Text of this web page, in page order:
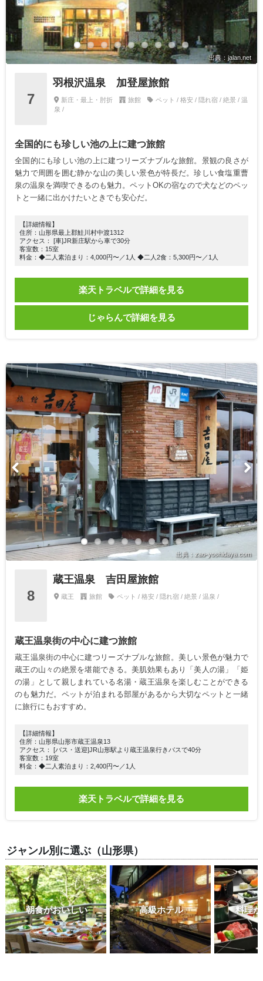
出典：jalan.net
7
羽根沢温泉 加登屋旅館
新庄・最上・肘折 旅館
ペット / 格安 / 隠れ宿 / 絶景 / 温
泉 /
全国的にも珍しい池の上に建つ旅館
全国的にも珍しい池の上に建つリーズナブルな旅館。景観の良さが
魅力で周囲を囲む静かな山の美しい景色が特長だ。珍しい食塩重曹
泉の温泉を満喫できるのも魅力。ペットOKの宿なので犬などのペッ
トと一緒に出かけたいときでも安心だ。
【詳細情報】
住所：山形県最上郡鮭川村中渡1312
アクセス： [車]JR新庄駅から車で30分
客室数：15室
料金：◆二人素泊まり：4,000円〜／1人 ◆二人2食：5,300円〜／1人
楽天トラベルで詳細を見る
じゃらんで詳細を見る
出典：zao-yoshidaya.com
8
蔵王温泉 吉田屋旅館
蔵王 旅館 ペット / 格安 / 隠れ宿 / 絶景 / 温泉 /
蔵王温泉街の中心に建つ旅館
蔵王温泉街の中心に建つリーズナブルな旅館。美しい景色が魅力で
蔵王の山々の絶景を堪能できる。美肌効果もあり「美人の湯」「姫
の湯」として親しまれている名湯・蔵王温泉を楽しむことができる
のも魅力だ。ペットが泊まれる部屋があるから大切なペットと一緒
に旅行にもおすすめ。
【詳細情報】
住所：山形県山形市蔵王温泉13
アクセス： [バス・送迎]JR山形駅より蔵王温泉行きバスで40分
客室数：19室
料金：◆二人素泊まり：2,400円〜／1人
楽天トラベルで詳細を見る
ジャンル別に選ぶ（山形県）
朝食がおいしい 高級ホテル 料理